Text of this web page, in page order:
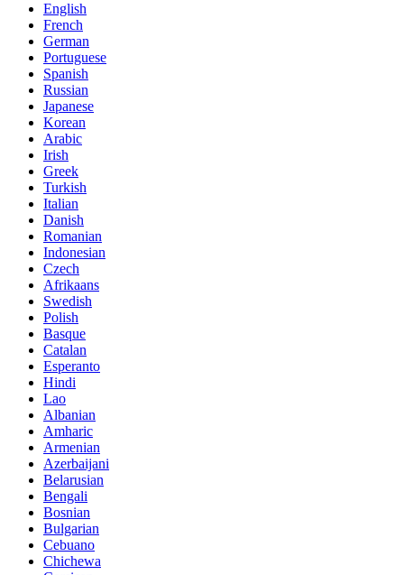
English
French
German
Portuguese
Spanish
Russian
Japanese
Korean
Arabic
Irish
Greek
Turkish
Italian
Danish
Romanian
Indonesian
Czech
Afrikaans
Swedish
Polish
Basque
Catalan
Esperanto
Hindi
Lao
Albanian
Amharic
Armenian
Azerbaijani
Belarusian
Bengali
Bosnian
Bulgarian
Cebuano
Chichewa